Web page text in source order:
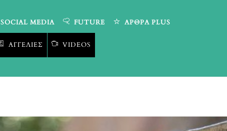
SOCIAL MEDIA FUTURE ΆΡΘΡΑ PLUS
ΑΓΓΕΛΊΕΣ VIDEOS